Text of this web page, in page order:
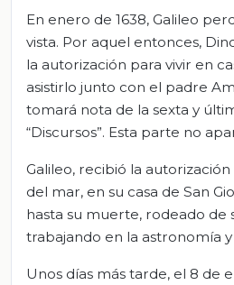
En enero de 1638, Galileo
vista. Por aquel entonces,
la autorización para vivir en
asistirlo junto con el padre
tomará nota de la sexta y
“Discursos”. Esta parte no
Galileo, recibió la
del mar, en su casa de San
hasta su muerte, rodeado de
trabajando en la astronomía y
Unos días más tarde, el 8 de